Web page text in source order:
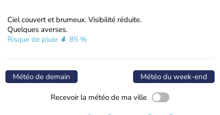
Ciel couvert et brumeux. Visibilité réduite.
Quelques averses.
Risque de pluie
85 %
Météo de demain Météo du week-end
Recevoir la météo de ma ville